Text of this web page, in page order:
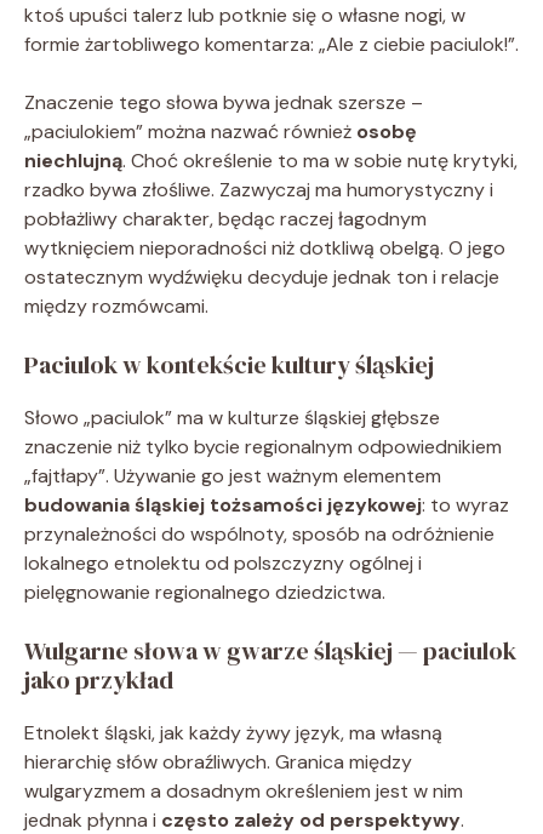
ktoś upuści talerz lub potknie się o własne nogi, w
formie żartobliwego komentarza: „Ale z ciebie paciulok!”.
Znaczenie tego słowa bywa jednak szersze –
„paciulokiem” można nazwać również osobę
niechlujną. Choć określenie to ma w sobie nutę krytyki,
rzadko bywa złośliwe. Zazwyczaj ma humorystyczny i
pobłażliwy charakter, będąc raczej łagodnym
wytknięciem nieporadności niż dotkliwą obelgą. O jego
ostatecznym wydźwięku decyduje jednak ton i relacje
między rozmówcami.
Paciulok w kontekście kultury śląskiej
Słowo „paciulok” ma w kulturze śląskiej głębsze
znaczenie niż tylko bycie regionalnym odpowiednikiem
„fajtłapy”. Używanie go jest ważnym elementem
budowania śląskiej tożsamości językowej: to wyraz
przynależności do wspólnoty, sposób na odróżnienie
lokalnego etnolektu od polszczyzny ogólnej i
pielęgnowanie regionalnego dziedzictwa.
Wulgarne słowa w gwarze śląskiej — paciulok
jako przykład
Etnolekt śląski, jak każdy żywy język, ma własną
hierarchię słów obraźliwych. Granica między
wulgaryzmem a dosadnym określeniem jest w nim
jednak płynna i często zależy od perspektywy.